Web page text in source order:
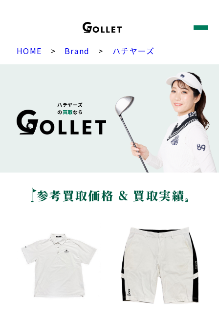
HOME > Brand > ハチヤーズ
ハチヤーズ
の買取なら
参考買取価格 & 買取実績